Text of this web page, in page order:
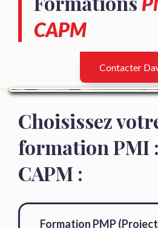
CAPM
Contacter
Choisissez
formation PMI
CAPM :
Formation PMP